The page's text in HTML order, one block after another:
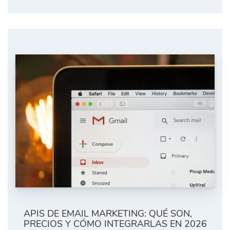
APIS DE EMAIL MARKETING: QUÉ SON,
PRECIOS Y CÓMO INTEGRARLAS EN 2026